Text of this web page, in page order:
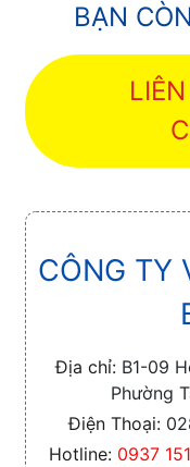
BẠN
CÔNG TY
Địa chỉ: B1-09
Phường
Điện Thoại:
Hotline: 0937